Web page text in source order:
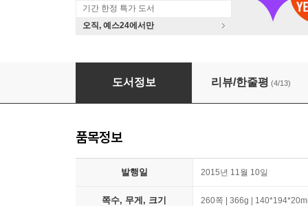
기간 한정 특가 도서
오직, 예스24에서만
커피타는 고양이
도서정보 리뷰/한줄평 (4/13)
품목정보
발행일 2015년 11월 10일
쪽수, 무게, 크기 260쪽 | 366g |